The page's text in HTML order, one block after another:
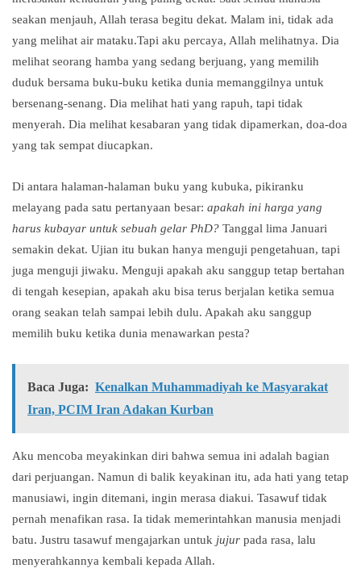
seakan menjauh, Allah terasa begitu dekat. Malam ini, tidak ada
yang melihat air mataku.Tapi aku percaya, Allah melihatnya. Dia
melihat seorang hamba yang sedang berjuang, yang memilih
duduk bersama buku-buku ketika dunia memanggilnya untuk
bersenang-senang. Dia melihat hati yang rapuh, tapi tidak
menyerah. Dia melihat kesabaran yang tidak dipamerkan, doa-doa
yang tak sempat diucapkan.
Di antara halaman-halaman buku yang kubuka, pikiranku
melayang pada satu pertanyaan besar: apakah ini harga yang
harus kubayar untuk sebuah gelar PhD? Tanggal lima Januari
semakin dekat. Ujian itu bukan hanya menguji pengetahuan, tapi
juga menguji jiwaku. Menguji apakah aku sanggup tetap bertahan
di tengah kesepian, apakah aku bisa terus berjalan ketika semua
orang seakan telah sampai lebih dulu. Apakah aku sanggup
memilih buku ketika dunia menawarkan pesta?
Baca Juga: Kenalkan Muhammadiyah ke Masyarakat
Iran, PCIM Iran Adakan Kurban
Aku mencoba meyakinkan diri bahwa semua ini adalah bagian
dari perjuangan. Namun di balik keyakinan itu, ada hati yang tetap
manusiawi, ingin ditemani, ingin merasa diakui. Tasawuf tidak
pernah menafikan rasa. Ia tidak memerintahkan manusia menjadi
batu. Justru tasawuf mengajarkan untuk jujur pada rasa, lalu
menyerahkannya kembali kepada Allah.